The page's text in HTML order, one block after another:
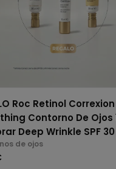
Roc Retinol
Contorno De Ojos
30 O De
Night
de ojos